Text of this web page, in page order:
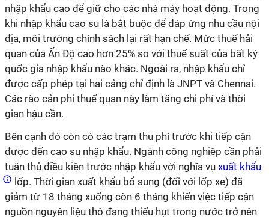
nhập khẩu cao để giữ cho các nhà máy hoạt động. Trong
khi nhập khẩu cao su là bắt buộc để đáp ứng nhu cầu nội
địa, môi trường chính sách lại rất hạn chế. Mức thuế hải
quan của Ấn Độ cao hơn 25% so với thuế suất của bất kỳ
quốc gia nhập khẩu nào khác. Ngoài ra, nhập khẩu chỉ
được cấp phép tại hai cảng chỉ định là JNPT và Chennai.
Các rào cản phi thuế quan này làm tăng chi phí và thời
gian hậu cần.
Bên cạnh đó còn có các trạm thu phí trước khi tiếp cận
được đến cao su nhập khẩu. Ngành công nghiệp cần phải
tuân thủ điều kiện trước nhập khẩu với nghĩa vụ xuất khẩu
lốp. Thời gian xuất khẩu bổ sung (đối với lốp xe) đã
giảm từ 18 tháng xuống còn 6 tháng khiến việc tiếp cận
nguồn nguyên liệu thô đang thiếu hụt trong nước trở nên